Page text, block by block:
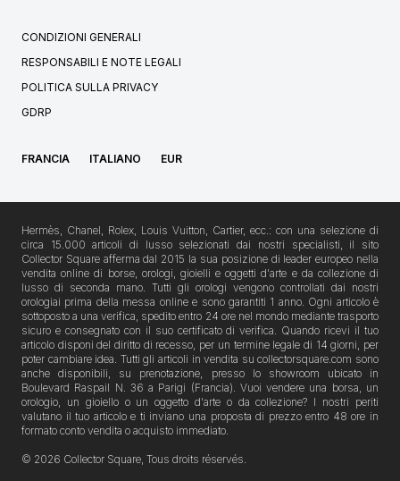
CONDIZIONI GENERALI
RESPONSABILI E NOTE LEGALI
POLITICA SULLA PRIVACY
GDRP
FRANCIA ITALIANO EUR
Hermès, Chanel, Rolex, Louis Vuitton, Cartier, ecc.: con una selezione di
circa 15.000 articoli di lusso selezionati dai nostri specialisti, il sito
Collector Square afferma dal 2015 la sua posizione di leader europeo nella
vendita online di borse, orologi, gioielli e oggetti d'arte e da collezione di
lusso di seconda mano. Tutti gli orologi vengono controllati dai nostri
orologiai prima della messa online e sono garantiti 1 anno. Ogni articolo è
sottoposto a una verifica, spedito entro 24 ore nel mondo mediante trasporto
sicuro e consegnato con il suo certificato di verifica. Quando ricevi il tuo
articolo disponi del diritto di recesso, per un termine legale di 14 giorni, per
poter cambiare idea. Tutti gli articoli in vendita su collectorsquare.com sono
anche disponibili, su prenotazione, presso lo showroom ubicato in
Boulevard Raspail N. 36 a Parigi (Francia). Vuoi vendere una borsa, un
orologio, un gioiello o un oggetto d'arte o da collezione? I nostri periti
valutano il tuo articolo e ti inviano una proposta di prezzo entro 48 ore in
formato conto vendita o acquisto immediato.
© 2026 Collector Square, Tous droits réservés.